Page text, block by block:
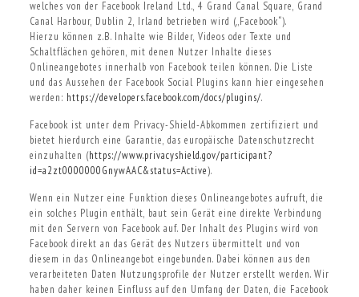
welches von der Facebook Ireland Ltd., 4 Grand Canal Square, Grand
Canal Harbour, Dublin 2, Irland betrieben wird („Facebook“).
Hierzu können z.B. Inhalte wie Bilder, Videos oder Texte und
Schaltflächen gehören, mit denen Nutzer Inhalte dieses
Onlineangebotes innerhalb von Facebook teilen können. Die Liste
und das Aussehen der Facebook Social Plugins kann hier eingesehen
werden: https://developers.facebook.com/docs/plugins/.
Facebook ist unter dem Privacy-Shield-Abkommen zertifiziert und
bietet hierdurch eine Garantie, das europäische Datenschutzrecht
einzuhalten (https://www.privacyshield.gov/participant?
id=a2zt0000000GnywAAC&status=Active).
Wenn ein Nutzer eine Funktion dieses Onlineangebotes aufruft, die
ein solches Plugin enthält, baut sein Gerät eine direkte Verbindung
mit den Servern von Facebook auf. Der Inhalt des Plugins wird von
Facebook direkt an das Gerät des Nutzers übermittelt und von
diesem in das Onlineangebot eingebunden. Dabei können aus den
verarbeiteten Daten Nutzungsprofile der Nutzer erstellt werden. Wir
haben daher keinen Einfluss auf den Umfang der Daten, die Facebook